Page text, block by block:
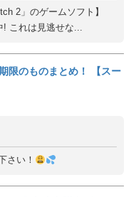
2」のゲームソフト】
! これは見逃せな...
限のものまとめ！ 【スー
さい！